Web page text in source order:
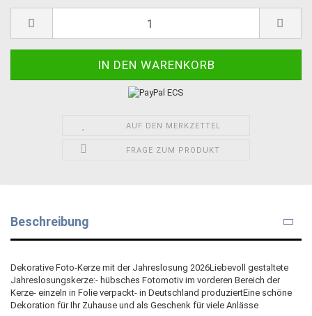
AUF DEN MERKZETTEL
FRAGE ZUM PRODUKT
Beschreibung
Dekorative Foto-Kerze mit der Jahreslosung 2026Liebevoll gestaltete
Jahreslosungskerze:- hübsches Fotomotiv im vorderen Bereich der
Kerze- einzeln in Folie verpackt- in Deutschland produziertEine schöne
Dekoration für Ihr Zuhause und als Geschenk für viele Anlässe